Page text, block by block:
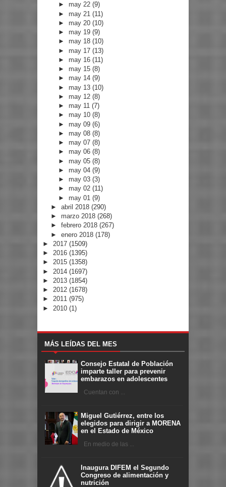
► may 22(9)
► may 21(11)
► may 20(10)
► may 19(9)
► may 18(10)
► may 17(13)
► may 16(11)
► may 15(8)
► may 14(9)
► may 13(10)
► may 12(8)
► may 11(7)
► may 10(8)
► may 09(6)
► may 08(8)
► may 07(8)
► may 06(8)
► may 05(8)
► may 04(9)
► may 03(3)
► may 02(11)
► may 01(9)
► abril 2018 (290)
► marzo 2018 (268)
► febrero 2018 (267)
► enero 2018 (178)
► 2017 (1509)
► 2016 (1395)
► 2015 (1358)
► 2014 (1697)
► 2013 (1854)
► 2012 (1678)
► 2011 (975)
► 2010 (1)
MÁS LEÍDAS DEL MES
Consejo Estatal de Población
imparte taller para prevenir
embarazos en adolescentes
Cuentan con ...
Miguel Gutiérrez, entre los
elegidos para dirigir a MORENA
en el Estado de México
En medio de las ...
Inaugura DIFEM el Segundo
Congreso de alimentación y
nutrición